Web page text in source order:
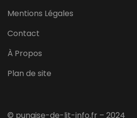
Mentions Légales
Contact
À Propos
Plan de site
© punaise-de-lit-info.fr – 2024